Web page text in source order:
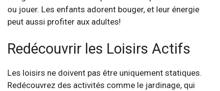
ou jouer. Les enfants adorent bouger, et leur énergie
peut aussi profiter aux adultes!
Redécouvrir les Loisirs Actifs
Les loisirs ne doivent pas être uniquement statiques.
Redécouvrez des activités comme le jardinage, qui